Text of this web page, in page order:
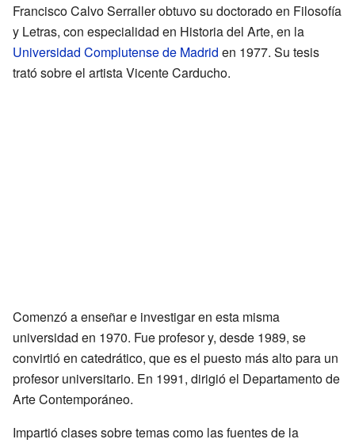
Francisco Calvo Serraller obtuvo su doctorado en Filosofía
y Letras, con especialidad en Historia del Arte, en la
Universidad Complutense de Madrid en 1977. Su tesis
trató sobre el artista Vicente Carducho.
Comenzó a enseñar e investigar en esta misma
universidad en 1970. Fue profesor y, desde 1989, se
convirtió en catedrático, que es el puesto más alto para un
profesor universitario. En 1991, dirigió el Departamento de
Arte Contemporáneo.
Impartió clases sobre temas como las fuentes de la